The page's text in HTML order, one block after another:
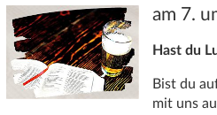
am 7.
Hast du
Bist du
mit uns